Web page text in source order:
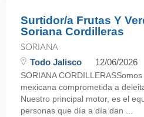
Surtidor/a Frutas Y
Soriana Cordilleras
SORIANA
Todo Jalisco 12/06/2026
SORIANA
mexicana comprometida a
Nuestro principal motor, es el
personas que día a día dan ...